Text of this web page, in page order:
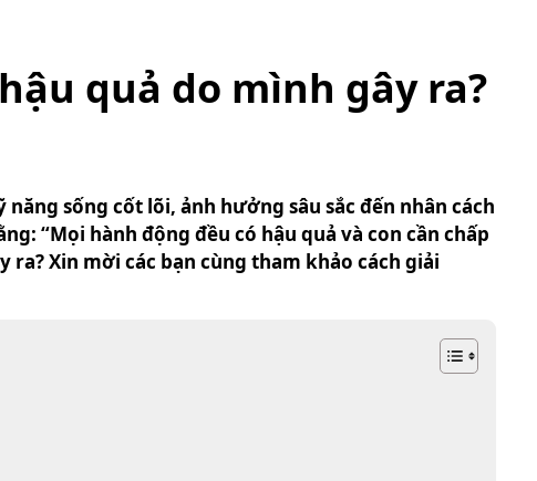
quả do mình gây ra?
sống cốt lõi, ảnh hưởng sâu sắc đến nhân cách
“Mọi hành động đều có hậu quả và con cần chấp
Xin mời các bạn cùng tham khảo cách giải